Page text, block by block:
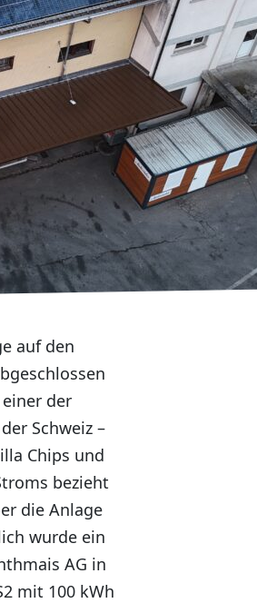
auf den
der
Schweiz –
Chips und
bezieht
die Anlage
wurde ein
AG in
mit 100 kWh